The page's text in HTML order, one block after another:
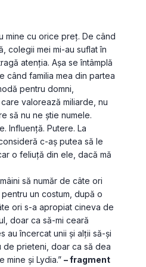
mine cu orice preț. De când
colegii mei mi-au suflat în
atenția. Așa se întâmplă
când familia mea din partea
pentru domni,
valorează miliarde, nu
să nu ne știe numele.
Influență. Putere. La
c-aș putea să le
o feliuță din ele, dacă mă
să număr de câte ori
un costum, după o
ori s-a apropiat cineva de
doar ca să-mi ceară
au încercat unii și alții să-și
de prieteni, doar ca să dea
mine și Lydia.” – fragment